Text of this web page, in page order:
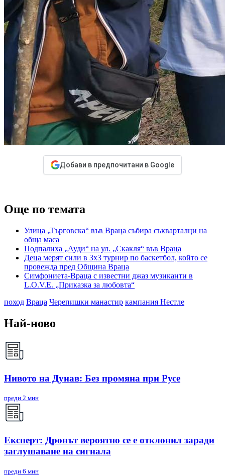
Добави в предпочитани в Google
Още по темата
Улица „Търговска“ във Враца събира съкварталци на
обща маса
Подпалиха „Ауди“ на ул. „Скакля“ във Враца
Деца мерят сили в 3х3 турнир по баскетбол, който се
провежда пред Община Враца
Симфониета-Враца с известни джаз музиканти в
L.O.V.E. „Приказка за любовта“
поход Враца Черепишки манастир кампания Нестле
Най-ново
Нивото на Дунав: Без промяна при Русе
преди 2 мин
Експерт: Дронът вероятно се е отклонил заради
заглушаване на сигнала
преди 6 мин